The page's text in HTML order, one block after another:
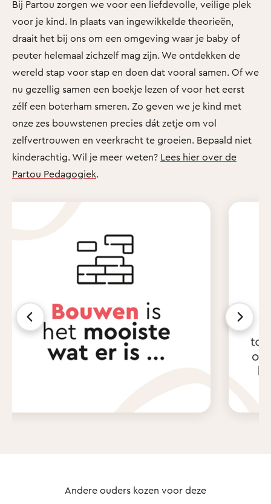
Bij Partou zorgen we voor een liefdevolle, veilige plek
voor je kind. In plaats van ingewikkelde theorieën,
draait het bij ons om een omgeving waar je baby of
peuter helemaal zichzelf mag zijn. We ontdekken de
wereld stap voor stap en doen dat vooral samen. Of we
nu gezellig samen een boekje lezen of voor het eerst
zélf een boterham smeren. Zo geven we je kind met
onze zes bouwstenen precies dát zetje om vol
zelfvertrouwen en veerkracht te groeien. Bepaald niet
kinderachtig. Wil je meer weten? Lees hier over de
Partou Pedagogiek.
Andere ouders kozen voor deze